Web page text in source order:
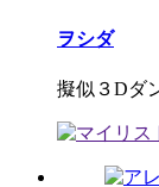
ヲシダ
擬似３Dダ